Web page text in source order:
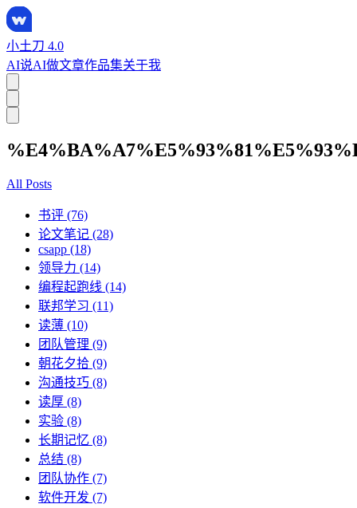
小土刀 4.0
AI说AI做文章作品集关于我
All Posts
书评 (76)
论文笔记 (28)
csapp (18)
领导力 (14)
编程起跑线 (14)
联邦学习 (11)
读薄 (10)
团队管理 (9)
朝花夕拾 (9)
沟通技巧 (8)
读厚 (8)
实验 (8)
长期记忆 (8)
总结 (8)
团队协作 (7)
软件开发 (7)